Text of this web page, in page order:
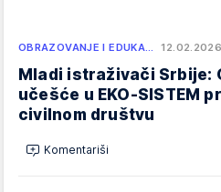
OBRAZOVANJE I EDUKA… 12.02.2026.
Mladi istraživači Srbije:
učešće u EKO-SISTEM
civilnom društvu
Komentariši